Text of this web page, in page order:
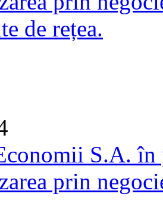
de rețea.
S.A.
prin